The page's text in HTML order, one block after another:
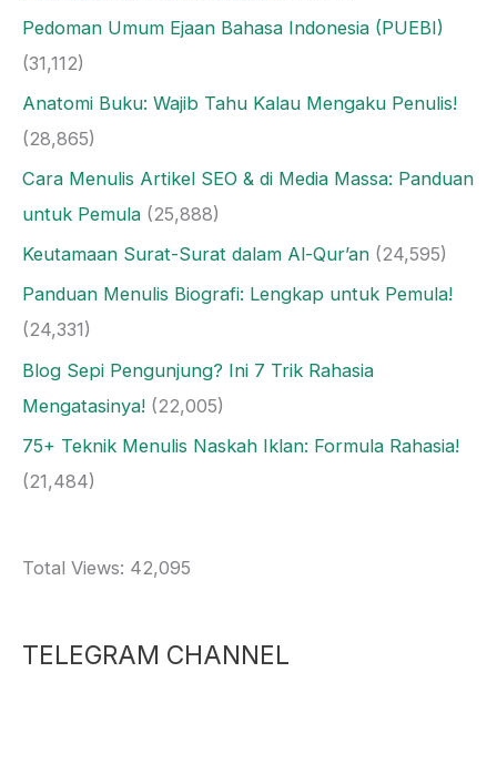
Pedoman Umum Ejaan Bahasa Indonesia (PUEBI)
(31,112)
Anatomi Buku: Wajib Tahu Kalau Mengaku Penulis!
(28,865)
Cara Menulis Artikel SEO & di Media Massa: Panduan
untuk Pemula (25,888)
Keutamaan Surat-Surat dalam Al-Qur’an (24,595)
Panduan Menulis Biografi: Lengkap untuk Pemula!
(24,331)
Blog Sepi Pengunjung? Ini 7 Trik Rahasia
Mengatasinya! (22,005)
75+ Teknik Menulis Naskah Iklan: Formula Rahasia!
(21,484)
Total Views: 42,095
TELEGRAM CHANNEL